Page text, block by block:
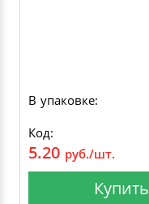
В упаковке:
Код:
5.20 руб./шт.
Купить